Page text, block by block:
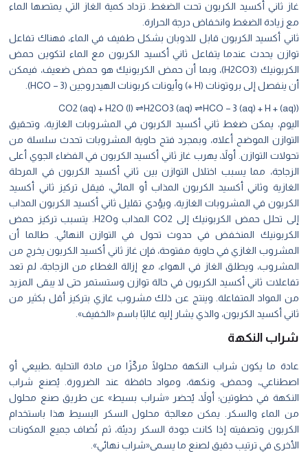
غاز ثاني أكسيد الكربون تحت الضغط. تزداد كمية الغاز التي يمتصها الماء
مع زيادة الضغط وانخفاض درجة الحرارة.
ثاني أكسيد الكربون قابل للذوبان بشكل طفيف في الماء، فهناك تفاعل
توازن يحدث عندما يتفاعل ثاني أكسيد الكربون مع الماء لتكوين حمض
الكربونيك (H2CO3)، وبما أن حمض الكربونيك هو حمض ضعيف، فيمكن
أن ينفصل إلى بروتونات (H +) وأيونات كربونات الهيدروجين (HCO − 3).
(CO2 (aq) + H2O (l) ⇌H2CO3 (aq) ⇌HCO − 3 (aq) + H + (aq)
اليوم، يمكن ضغط ثاني أكسيد الكربون في المشروبات الغازية، وتحقيق
التوازن الموضح أعلاه، وبمجرد فتح حاوية المشروبات تحدث سلسلة من
تحولات التوازن. أولاً، يهرب غاز ثاني أكسيد الكربون في الفضاء الجوي أعلى
الزجاجة، مما يسبب اختلال التوازن بين ثاني أكسيد الكربون في المرحلة
الغازية وثاني أكسيد الكربون المذاب أو المائي، فيقل تركيز ثاني أكسيد
الكربون في المشروبات الغازية، ويؤدي تقليل ثاني أكسيد الكربون المذاب
إلى تحلل حمض الكربونيك إلى CO2 المذاب وH2O. يتسبب تركيز حمض
الكربونيك المنخفض في حدوث تحول في التوازن النهائي. طالما أن
المشروب الغازي في حاوية مفتوحة، فإن غاز ثاني أكسيد الكربون يخرج من
المشروب، ويطلق الغاز في الهواء، مع إزالة الغطاء من الزجاجة، لم تعد
تفاعلات ثاني أكسيد الكربون في حالة توازن وستستمر حتى لا يبقى المزيد
من المواد المتفاعلة. وينتج عن ذلك مشروب غازي بتركيز أقل بكثير من
ثاني أكسيد الكربون، والذي يشار إليه غالبًا باسم «الخفيف».
‏شراب النكهة
عادة ما يكون شراب النكهة محلولًا مركّزًا من مادة التحلية ۔طبيعي أو
اصطناعي۔، وحمض، ونكهة، ومواد حافظة عند الضرورة. يُصنع شراب
النكهة في خطوتين؛ أولاً، يُحضر «شراب بسيط» عن طريق صنع محلول
من الماء والسكر. يمكن معالجة محلول السكر البسيط هذا باستخدام
الكربون وتصفيته إذا كانت جودة السكر رديئة، ثم تُضاف جميع المكونات
الأخرى في ترتيب دقيق لصنع ما يسمى«شراب نهائي».